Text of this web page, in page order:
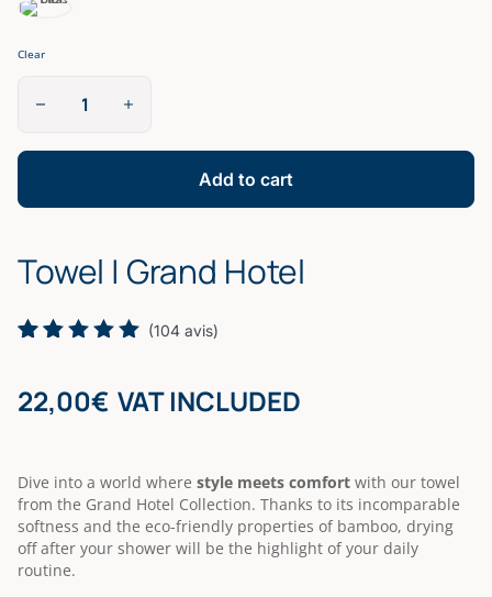
Towel | Grand Hotel
of 5
based on
(104 avis)
22,00€ VAT INCLUDED
Dive into a world where style meets comfort with our towel
from the Grand Hotel Collection. Thanks to its incomparable
softness and the eco-friendly properties of bamboo, drying
off after your shower will be the highlight of your daily
routine.
Clear
|
Hôtel
Add to cart